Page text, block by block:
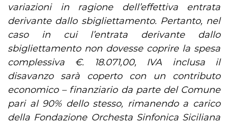
variazioni in ragione dell’effettiva entrata
derivante dallo sbigliettamento. Pertanto, nel
caso in cui l’entrata derivante dallo
sbigliettamento non dovesse coprire la spesa
complessiva €. 18.071,00, IVA inclusa il
disavanzo sarà coperto con un contributo
economico – finanziario da parte del Comune
pari al 90% dello stesso, rimanendo a carico
della Fondazione Orchesta Sinfonica Siciliana